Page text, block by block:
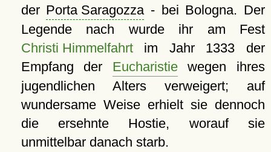
der Porta Saragozza- bei Bologna. Der
Legende nach wurde ihr am Fest
Christi Himmelfahrtim Jahr 1333 der
Empfang der Eucharistiewegen ihres
jugendlichen Alters verweigert; auf
wundersame Weise erhielt sie dennoch
die ersehnte Hostie, worauf sie
unmittelbar danach starb.